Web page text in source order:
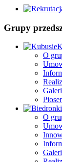
Grupy
O
O